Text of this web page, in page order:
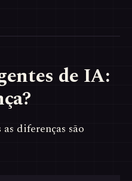
de IA:
diferenças são